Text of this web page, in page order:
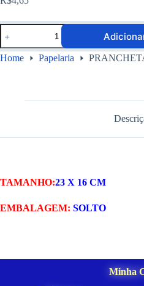
Home Papelaria
TAMANHO:23 X 16 CM
EMBALAGEM: SOLTO
Minha